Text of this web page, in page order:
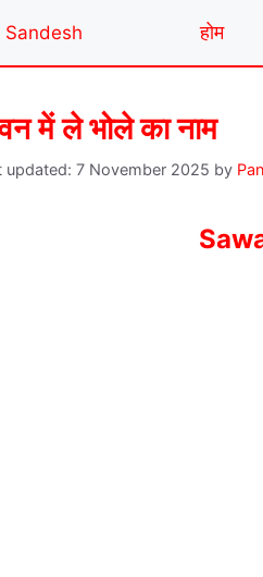
होम
में ले भोले का नाम
7 November 2025 by